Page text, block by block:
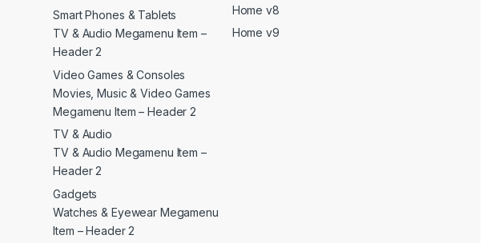
Smart Phones & Tablets
TV & Audio Megamenu Item –
Header 2
Video Games & Consoles
Movies, Music & Video Games
Megamenu Item – Header 2
TV & Audio
TV & Audio Megamenu Item –
Header 2
Gadgets
Watches & Eyewear Megamenu
Item – Header 2
Home v8
Home v9